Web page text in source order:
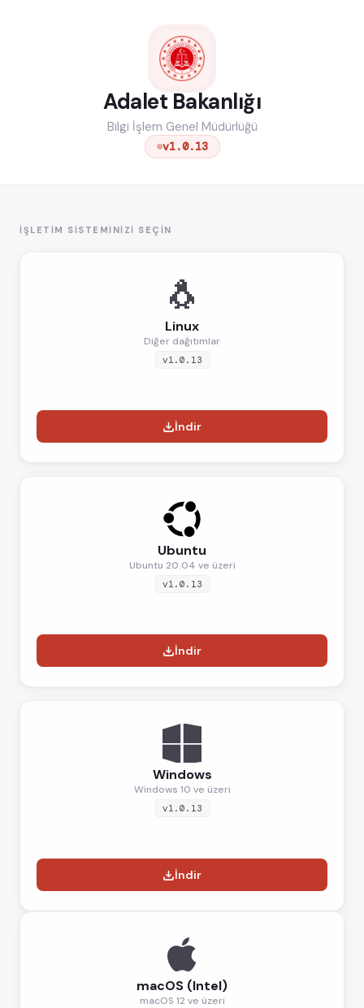
Adalet Bakanlığı
Bilgi İşlem Genel Müdürlüğü
v1.0.13
İŞLETIM SISTEMINIZI SEÇIN
🐧
Linux
Diğer dağıtımlar
v1.0.13
İndir
Ubuntu
Ubuntu 20.04 ve üzeri
v1.0.13
İndir
Windows
Windows 10 ve üzeri
v1.0.13
İndir
macOS (Intel)
macOS 12 ve üzeri